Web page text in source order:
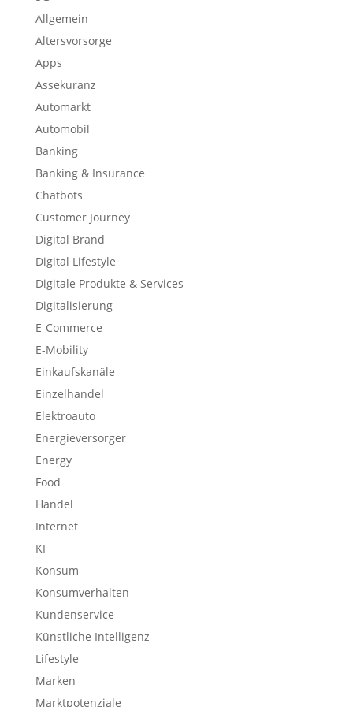
Allgemein
Altersvorsorge
Apps
Assekuranz
Automarkt
Automobil
Banking
Banking & Insurance
Chatbots
Customer Journey
Digital Brand
Digital Lifestyle
Digitale Produkte & Services
Digitalisierung
E-Commerce
E-Mobility
Einkaufskanäle
Einzelhandel
Elektroauto
Energieversorger
Energy
Food
Handel
Internet
KI
Konsum
Konsumverhalten
Kundenservice
Künstliche Intelligenz
Lifestyle
Marken
Marktpotenziale